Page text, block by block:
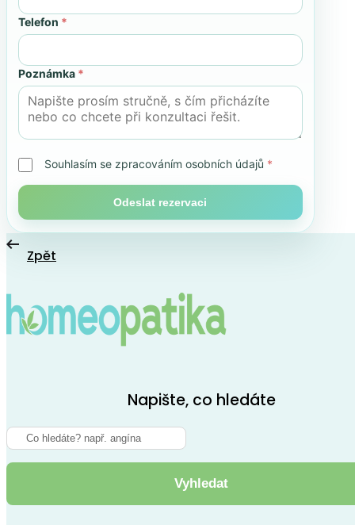
Telefon *
Poznámka *
Souhlasím se zpracováním osobních údajů *
Odeslat rezervaci
Zpět
Napište, co hledáte